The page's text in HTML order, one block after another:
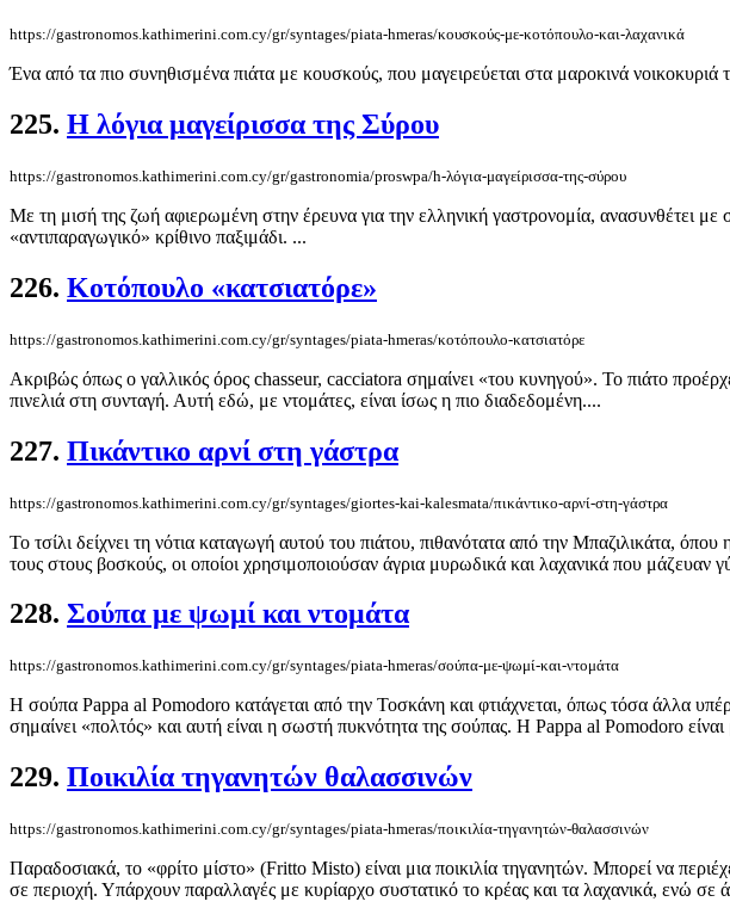
https://gastronomos.kathimerini.com.cy/gr/syntages/piata-hmeras/κουσκούς-με-κοτόπουλο-και-λαχανικά
Ένα από τα πιο συνηθισμένα πιάτα με κουσκούς, που μαγειρεύεται στα μαροκινά
225. H λόγια μαγείρισσα της Σύρου
https://gastronomos.kathimerini.com.cy/gr/gastronomia/proswpa/h-λόγια-μαγείρισσα-της-σύρου
Με τη μισή της ζωή αφιερωμένη στην έρευνα για την ελληνική γαστρονομία, ανασυνθέτει με
«αντιπαραγωγικό» κρίθινο παξιμάδι. ...
226. Κοτόπουλο «κατσιατόρε»
https://gastronomos.kathimerini.com.cy/gr/syntages/piata-hmeras/κοτόπουλο-κατσιατόρε
Ακριβώς όπως ο γαλλικός όρος chasseur, cacciatora σημαίνει «του κυνηγού». Το πιάτο
πινελιά στη συνταγή. Αυτή εδώ, με ντομάτες, είναι ίσως η πιο διαδεδομένη....
227. Πικάντικο αρνί στη γάστρα
https://gastronomos.kathimerini.com.cy/gr/syntages/giortes-kai-kalesmata/πικάντικο-αρνί-στη-γάστρα
Το τσίλι δείχνει τη νότια καταγωγή αυτού του πιάτου, πιθανότατα από την Μπαζιλικάτα,
τους στους βοσκούς, οι οποίοι χρησιμοποιούσαν άγρια μυρωδικά και λαχανικά που μάζευαν
228. Σούπα με ψωμί και ντομάτα
https://gastronomos.kathimerini.com.cy/gr/syntages/piata-hmeras/σούπα-με-ψωμί-και-ντομάτα
Η σούπα Pappa al Pomodoro κατάγεται από την Τοσκάνη και φτιάχνεται, όπως τόσα άλλα
σημαίνει «πολτός» και αυτή είναι η σωστή πυκνότητα της σούπας. Η Pappa al Pomodoro
229. Ποικιλία τηγανητών θαλασσινών
https://gastronomos.kathimerini.com.cy/gr/syntages/piata-hmeras/ποικιλία-τηγανητών-θαλασσινών
Παραδοσιακά, το «φρίτο μίστο» (Fritto Misto) είναι μια ποικιλία τηγανητών. Μπορεί να
σε περιοχή. Υπάρχουν παραλλαγές με κυρίαρχο συστατικό το κρέας και τα λαχανικά, ενώ σε